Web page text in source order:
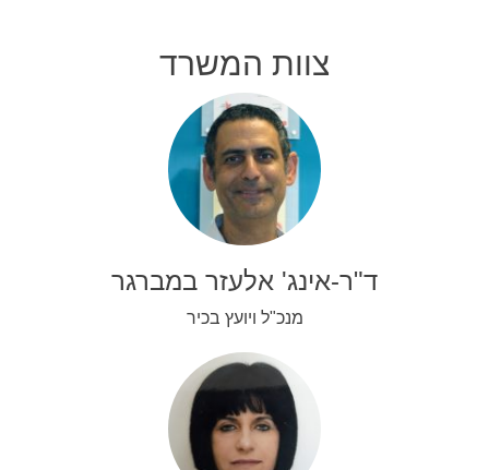
צוות המשרד
ד"ר-אינג' אלעזר במברגר
מנכ"ל ויועץ בכיר